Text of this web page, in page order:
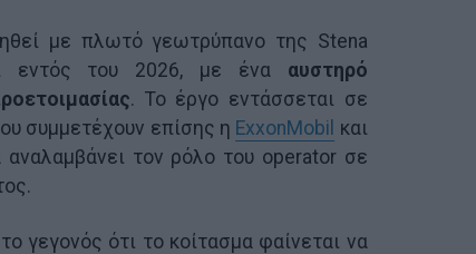
με πλωτό γεωτρύπανο της Stena
εντός του 2026, με ένα αυστηρό
. Το έργο εντάσσεται σε
συμμετέχουν επίσης η ExxonMobil και
τον ρόλο του operator σε
γεγονός ότι το κοίτασμα φαίνεται να